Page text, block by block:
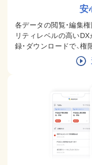
安
各データの閲覧・編集
リティレベルの高い
録・ダウンロードで、権